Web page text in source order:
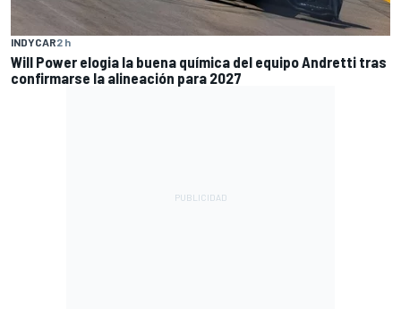
INDYCAR2 h
Will Power elogia la buena química del equipo Andretti tras
confirmarse la alineación para 2027